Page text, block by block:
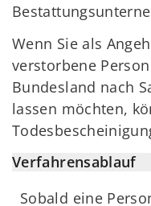
Wenn Sie als
verstorbene
Bundesland nach
lassen möchten,
Verfahrensablauf
Sobald eine